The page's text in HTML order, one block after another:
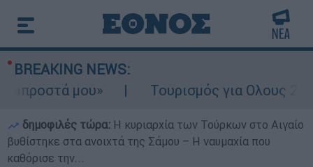
BREAKING NEWS:
Τουρισμός για Ολους 2026-2027: Τα
δημοφιλές τώρα: Η κυριαρχία των Τούρκων στο Αιγαίο
βυθίστηκε στα ανοιχτά της Σάμου – Η ναυμαχία που
καθόρισε την...